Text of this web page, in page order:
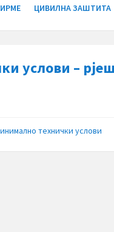
ЦИВИЛНА ЗАШТИТА
услови –
технички услови